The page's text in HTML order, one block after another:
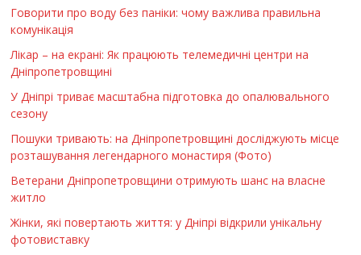
Говорити про воду без паніки: чому важлива правильна
комунікація
Лікар – на екрані: Як працюють телемедичні центри на
Дніпропетровщині
У Дніпрі триває масштабна підготовка до опалювального
сезону
Пошуки тривають: на Дніпропетровщині досліджують місце
розташування легендарного монастиря (Фото)
Ветерани Дніпропетровщини отримують шанс на власне
житло
Жінки, які повертають життя: у Дніпрі відкрили унікальну
фотовиставку